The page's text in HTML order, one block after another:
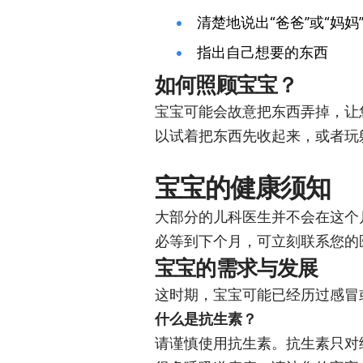
清楚地说出“爸爸”或“妈妈”
指出自己想要的东西
如何照顾宝宝？
宝宝可能会故意把东西弄掉，
以试着把东西先收起来，或者
宝宝的健康须知
大部分的儿科医生并不会在这
必等到下个月，可立刻联系您的
宝宝的需求与发展
这时期，宝宝可能已经历过感
什么是抗生素？
请谨慎使用抗生素。抗生素只